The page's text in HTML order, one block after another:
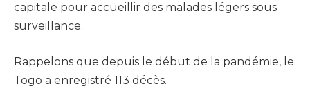
capitale pour accueillir des malades légers sous
surveillance.
Rappelons que depuis le début de la pandémie, le
Togo a enregistré 113 décès.